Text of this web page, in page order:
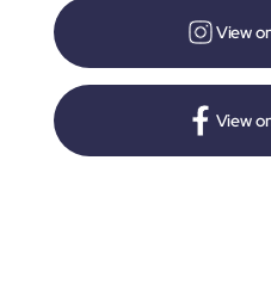
View
View